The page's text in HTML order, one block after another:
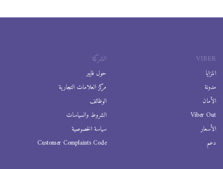
VIBER
المزايا
مدونة
الأمان
Viber Out
الأسعار
دعم
الشركة
حول فايبر
مركز العلامات التجارية
الوظائف
الشروط والسياسات
سياسة الخصوصية
Customer Complaints Code